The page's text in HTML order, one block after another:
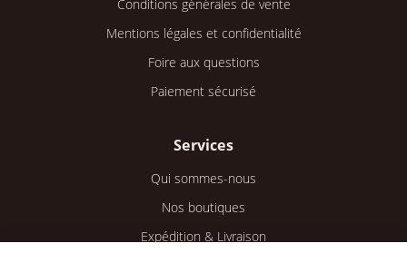
Conditions générales de vente
Mentions légales et confidentialité
Foire aux questions
Paiement sécurisé
Services
Qui sommes-nous
Nos boutiques
Expédition & Livraison